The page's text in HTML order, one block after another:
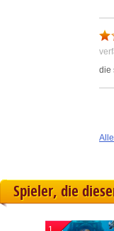
die
Spieler, die